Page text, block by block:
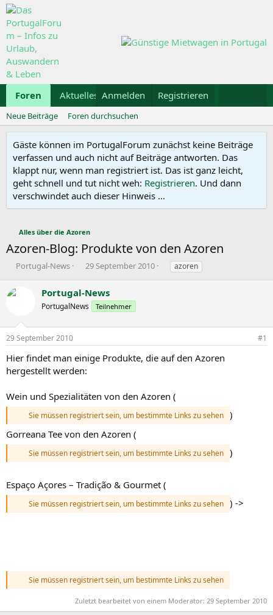
Foren Aktuelles Galerie Kalender
Anmelden Registrieren
Neue Beiträge Foren durchsuchen
Gäste können im PortugalForum zunächst keine Beiträge
verfassen und auch nicht auf Beiträge antworten. Das
klappt nur, wenn man registriert ist. Das ist ganz leicht,
geht schnell und tut nicht weh: Registrieren. Und dann
verschwindet auch dieser Hinweis ...
Alles über die Azoren
Azoren-Blog: Produkte von den Azoren
E
s
t
l
e
Portugal-News
E
t
e
l
a
m
29 September 2010
S
w
r
t
azoren
Portugal-News
PortugalNews Teilnehmer
29 September 2010 #1
Hier findet man einige Produkte, die auf den Azoren
hergestellt werden:
Wein und Spezialitäten von den Azoren (
Sie müssen registriert sein, um bestimmte Links zu sehen
)
Gorreana Tee von den Azoren (
Sie müssen registriert sein, um bestimmte Links zu sehen )
Espaço Açores – Tradição & Gourmet (
Sie müssen registriert sein, um bestimmte Links zu sehen ) ->
Sie müssen registriert sein, um bestimmte Links zu sehen
Zuletzt bearbeitet von einem Moderator: 29 September 2010